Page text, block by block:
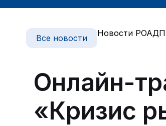
Все новости Новости РОАД
Онлайн-
«Кризис